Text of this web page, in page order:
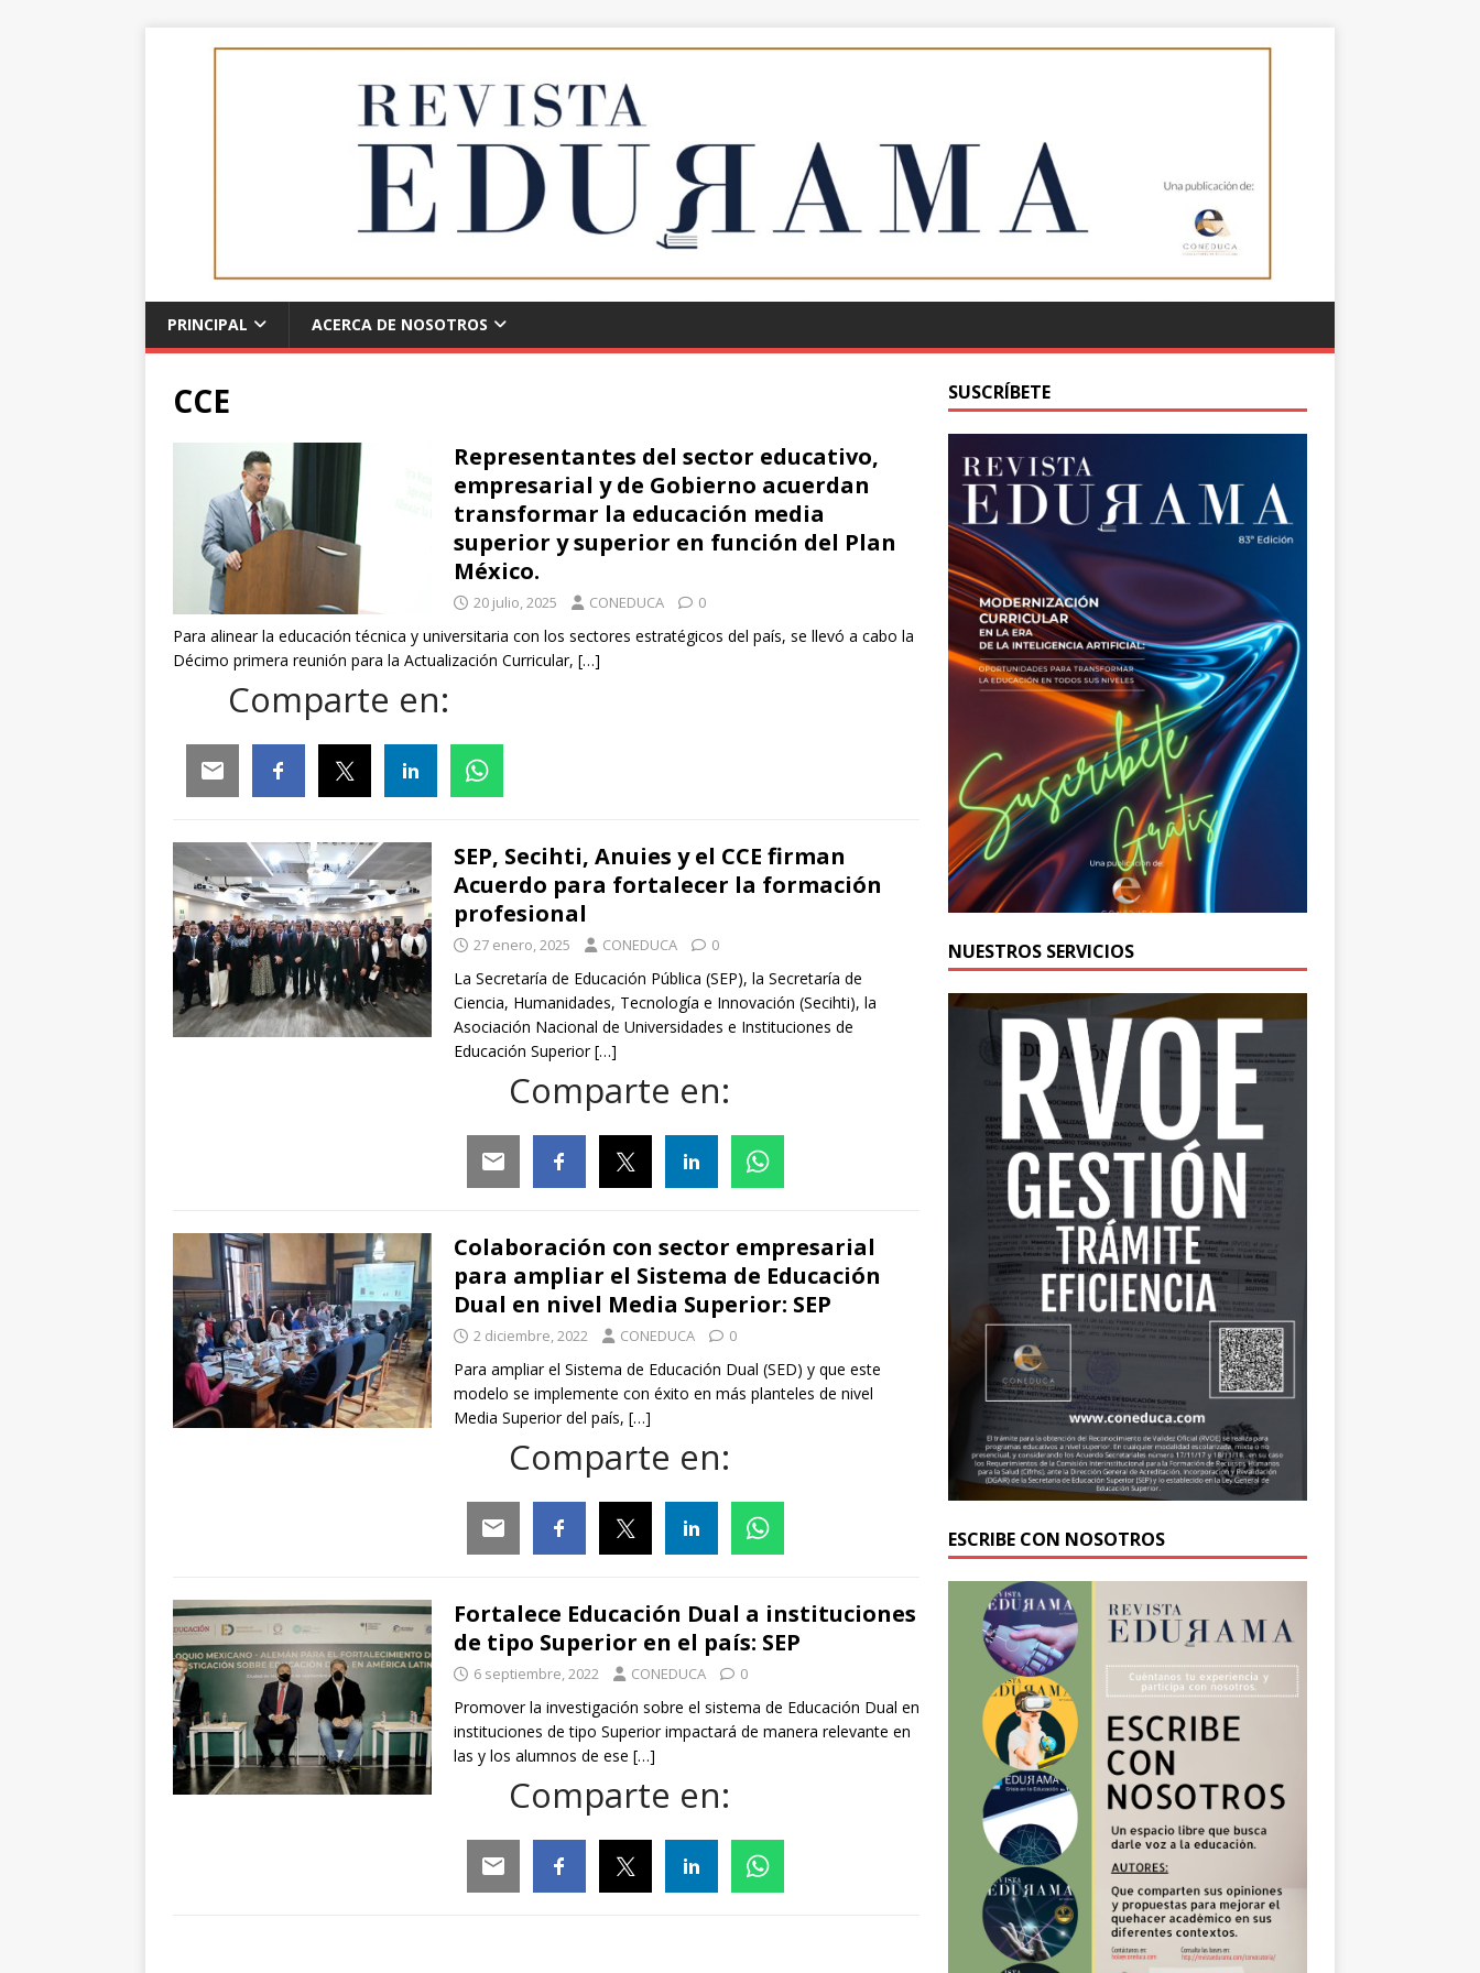
PRINCIPAL ACERCA DE NOSOTROS
CCE
Representantes del sector educativo,
empresarial y de Gobierno acuerdan
transformar la educación media
superior y superior en función del Plan
México.
20 julio, 2025 CONEDUCA 0
Para alinear la educación técnica y universitaria con los sectores estratégicos del país, se llevó a cabo la
Décimo primera reunión para la Actualización Curricular, […]
Comparte en:
SEP, Secihti, Anuies y el CCE firman
Acuerdo para fortalecer la formación
profesional
27 enero, 2025 CONEDUCA 0
La Secretaría de Educación Pública (SEP), la Secretaría de
Ciencia, Humanidades, Tecnología e Innovación (Secihti), la
Asociación Nacional de Universidades e Instituciones de
Educación Superior[…]
Comparte en:
Colaboración con sector empresarial
para ampliar el Sistema de Educación
Dual en nivel Media Superior: SEP
2 diciembre, 2022 CONEDUCA 0
Para ampliar el Sistema de Educación Dual (SED) y que este
modelo se implemente con éxito en más planteles de nivel
Media Superior del país, […]
Comparte en:
Fortalece Educación Dual a instituciones
de tipo Superior en el país: SEP
6 septiembre, 2022 CONEDUCA 0
Promover la investigación sobre el sistema de Educación Dual en
instituciones de tipo Superior impactará de manera relevante en
las y los alumnos de ese […]
Comparte en:
SUSCRÍBETE
NUESTROS SERVICIOS
ESCRIBE CON NOSOTROS